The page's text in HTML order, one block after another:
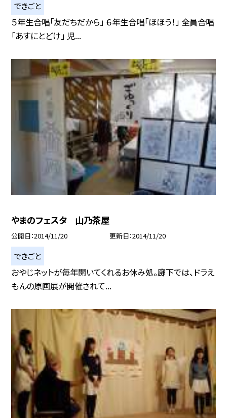
できごと
５年生合唱「友だちだから」 ６年生合唱「ほほう！」 全員合唱
「あすにとどけ」 児...
やまのフェスタ 山乃茶屋
公開日 2014/11/20 更新日 2014/11/20
できごと
おやじネットが毎年開いてくれるお休み処。廊下では、ドラえ
もんの原画展が開催されて...